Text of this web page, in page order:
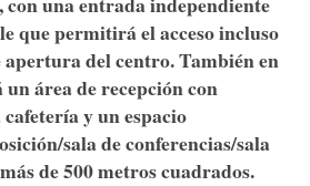
que permitirá el acceso incluso
del centro. También en
área de recepción con
y un espacio
sala de conferencias/sala
de 500 metros cuadrados.